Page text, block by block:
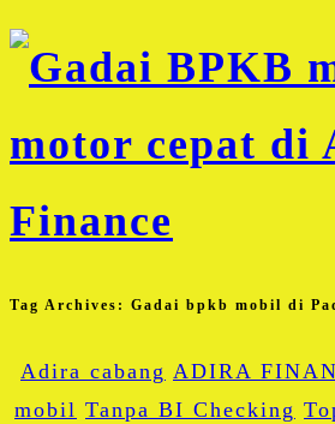
Tag Archives: Gadai bpkb mobil di
Adira cabang ADIRA
mobil Tanpa BI Checking